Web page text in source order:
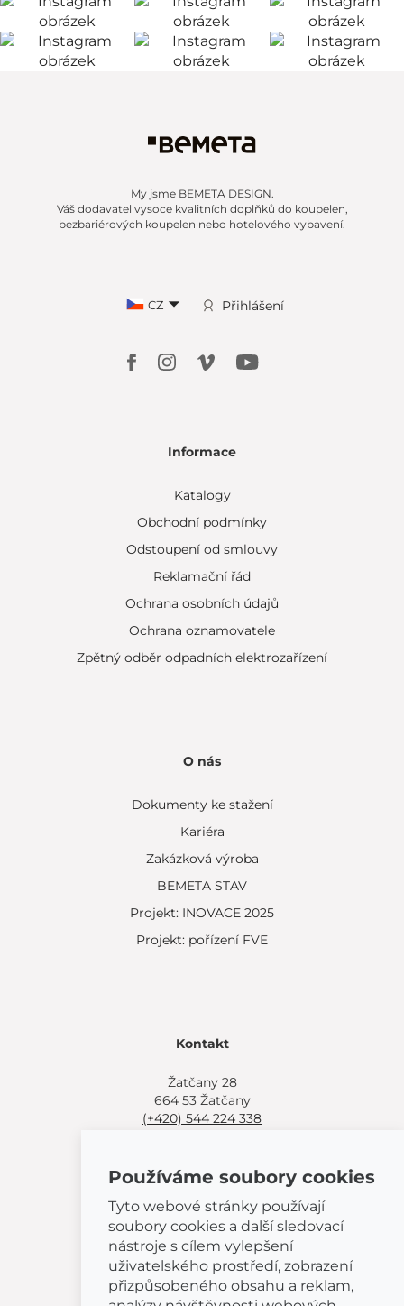
My jsme BEMETA DESIGN.
Váš dodavatel vysoce kvalitních doplňků do koupelen,
bezbariérových koupelen nebo hotelového vybavení.
CZ Přihlášení
Informace
Katalogy
Obchodní podmínky
Odstoupení od smlouvy
Reklamační řád
Ochrana osobních údajů
Ochrana oznamovatele
Zpětný odběr odpadních elektrozařízení
O nás
Dokumenty ke stažení
Kariéra
Zakázková výroba
BEMETA STAV
Projekt: INOVACE 2025
Projekt: pořízení FVE
Kontakt
Žatčany 28
664 53 Žatčany
(+420) 544 224 338
Další možnosti nákupu:
Najděte si prodejce poblíž.
Nebo volejte(+420) 544 224 338.
Používáme soubory cookies
Tyto webové stránky používají
soubory cookies a další sledovací
nástroje s cílem vylepšení
uživatelského prostředí, zobrazení
přizpůsobeného obsahu a reklam,